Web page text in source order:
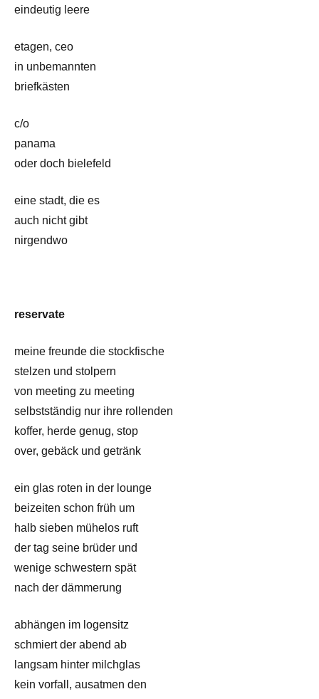
eindeutig leere
etagen, ceo
in unbemannten
briefkästen
c/o
panama
oder doch bielefeld
eine stadt, die es
auch nicht gibt
nirgendwo
reservate
meine freunde die stockfische
stelzen und stolpern
von meeting zu meeting
selbstständig nur ihre rollenden
koffer, herde genug, stop
over, gebäck und getränk
ein glas roten in der lounge
beizeiten schon früh um
halb sieben mühelos ruft
der tag seine brüder und
wenige schwestern spät
nach der dämmerung
abhängen im logensitz
schmiert der abend ab
langsam hinter milchglas
kein vorfall, ausatmen den